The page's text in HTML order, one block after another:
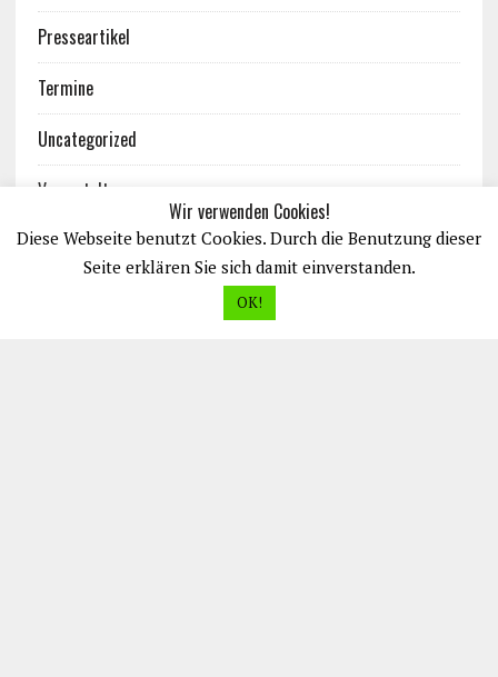
Presseartikel
Termine
Uncategorized
Veranstaltungen
Wir verwenden Cookies!
Diese Webseite benutzt Cookies. Durch die Benutzung dieser
Seite erklären Sie sich damit einverstanden.
OK!